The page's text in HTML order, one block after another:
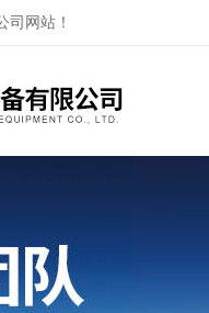
司网站！